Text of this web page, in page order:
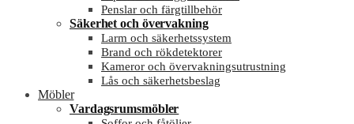
Penslar och färgtillbehör
Säkerhet och övervakning
Larm och säkerhetssystem
Brand och rökdetektorer
Kameror och övervakningsutrustning
Lås och säkerhetsbeslag
Möbler
Vardagsrumsmöbler